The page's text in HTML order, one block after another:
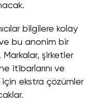
bilgilere kolay
bu anonim bir
şirketler
itibarlarını ve
için ekstra çözümler